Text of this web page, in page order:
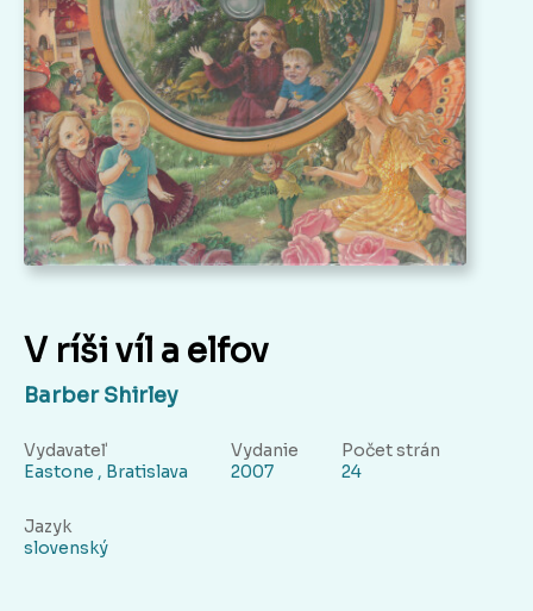
V ríši víl a elfov
Barber Shirley
Vydavateľ
Eastone , Bratislava
Vydanie
2007
Počet strán
24
Jazyk
slovenský